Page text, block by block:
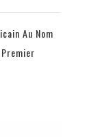
Au Nom